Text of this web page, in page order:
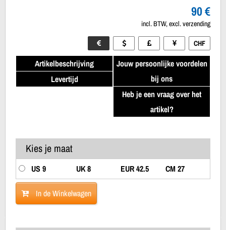
CHF
90 €
incl. BTW, excl. verzending
Artikelbeschrijving
Levertijd
Jouw persoonlijke voordelen
bij ons
Heb je een vraag over het
artikel?
Kies je maat
US 9 UK 8 EUR 42.5 CM 27
In de Winkelwagen